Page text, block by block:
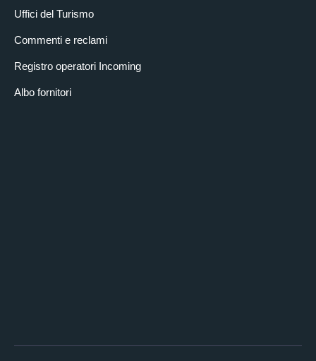
Uffici del Turismo
Commenti e reclami
Registro operatori Incoming
Albo fornitori